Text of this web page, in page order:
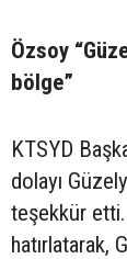
Özsoy
bölge”
KTSYD
dolayı
teşekkür etti.
hatırlatarak,